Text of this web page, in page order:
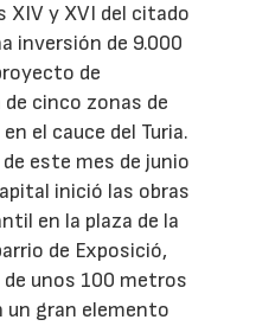
y XVI del citado
inversión de 9.000
de
cinco zonas de
el cauce del Turia.
este mes de junio
inició las obras
en la plaza de la
de Exposició,
unos 100 metros
un gran elemento